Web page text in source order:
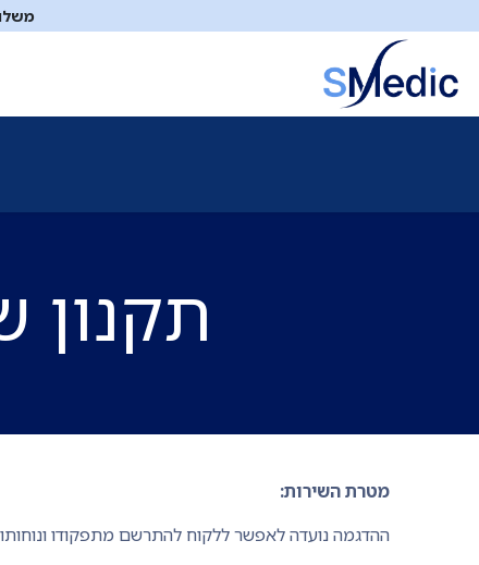
תקנון
מטרת השירות:
ההדגמה נועדה לאפשר ללקוח להתרשם מתפקודו